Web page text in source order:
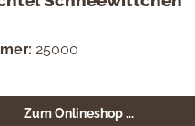
25000
Zum Onlineshop ...